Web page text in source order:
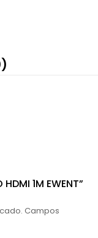
HDMI 1M EWENT”
Campos